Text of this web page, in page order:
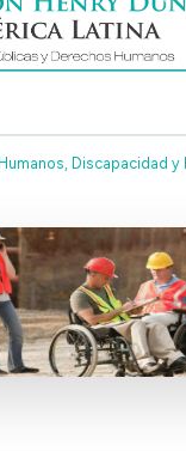
Discapacidad y